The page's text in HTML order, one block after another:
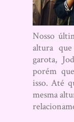
Nosso
altura
garota,
porém
isso. Até
mesma